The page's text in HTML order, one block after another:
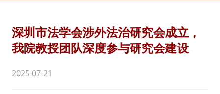
深圳市法学会涉外法治研究会成立，
我院教授团队深度参与研究会建设
2025-07-21